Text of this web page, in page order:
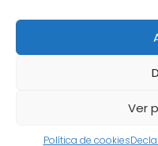
Ver
Política de cookies
Política de Privacidad
Contacto